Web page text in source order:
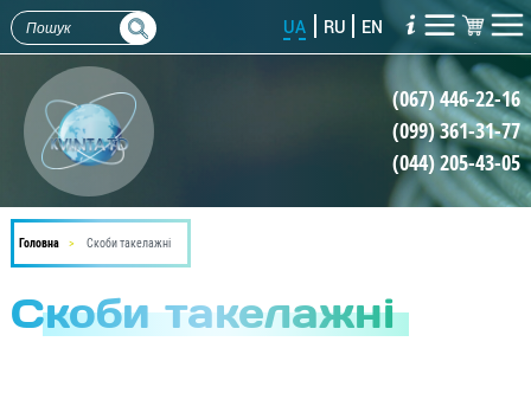
Перейти
до
основного
вмісту
UA RU EN
(067) 446-22-16
(099) 361-31-77
(044) 205-43-05
Головна Скоби такелажні
Скоби такелажні